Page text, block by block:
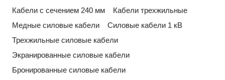
Кабели с сечением 240 мм
Кабели трехжильные
Медные силовые кабели
Силовые кабели 1 кВ
Трехжильные силовые кабели
Экранированные силовые кабели
Бронированные силовые кабели